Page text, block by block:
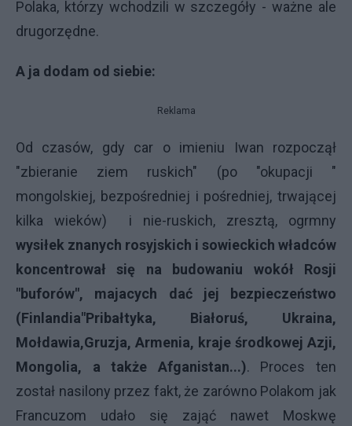
Polaka, którzy wchodzili w szczegóły - ważne ale
drugorzędne.
A ja dodam od siebie:
Reklama
Od czasów, gdy car o imieniu Iwan rozpoczął
"zbieranie ziem ruskich" (po "okupacji "
mongolskiej, bezpośredniej i pośredniej, trwającej
kilka wieków) i nie-ruskich, zresztą, ogrmny
wysiłek znanych rosyjskich i sowieckich władców
koncentrował się na budowaniu wokół Rosji
"buforów", majacych dać jej bezpieczeństwo
(Finlandia"Pribałtyka, Białoruś, Ukraina,
Mołdawia,Gruzja, Armenia, kraje środkowej Azji,
Mongolia, a także Afganistan...). Proces ten
został nasilony przez fakt, że zarówno Polakom jak
Francuzom udało się zająć nawet Moskwę